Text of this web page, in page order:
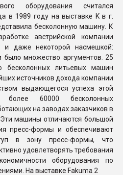
оборудования считался
в 1989 году на выставке K в г.
бесколонную машину. К
австрийской компании
и даже некоторой насмешкой:
было множество аргументов. 25
бесколонных литьевых машин
источников дохода компании
выдающегося успеха этой
более 60000 бесколонных
на заводах заказчиков в
машины отличаются большой
пресс-формы и обеспечивают
в зону пресс-формы, что
удовлетворять требования
оборудования по
На выставке Fakuma 2